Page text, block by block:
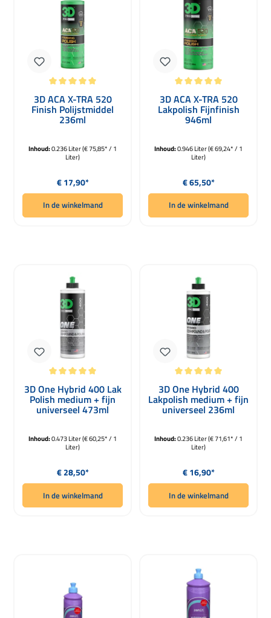
3D ACA X-TRA 520
Finish Polijstmiddel
236ml
Inhoud:0.236 Liter(€ 75,85* / 1
Liter)
Normale prijs:
€ 17,90*
In de winkelmand
3D ACA X-TRA 520
Lakpolish Fijnfinish
946ml
Inhoud:0.946 Liter(€ 69,24* / 1
Liter)
Normale prijs:
€ 65,50*
In de winkelmand
Gemiddelde waardering van 5 van 5 sterren
3D One Hybrid 400 Lak
Polish medium + fijn
universeel 473ml
Inhoud:0.473 Liter(€ 60,25* / 1
Liter)
Normale prijs:
€ 28,50*
In de winkelmand
Gemiddelde waardering van 5 van
3D One Hybrid 400
Lakpolish medium + fijn
universeel 236ml
Inhoud:0.236 Liter(€ 71,61* / 1
Liter)
Normale prijs:
€ 16,90*
In de winkelmand